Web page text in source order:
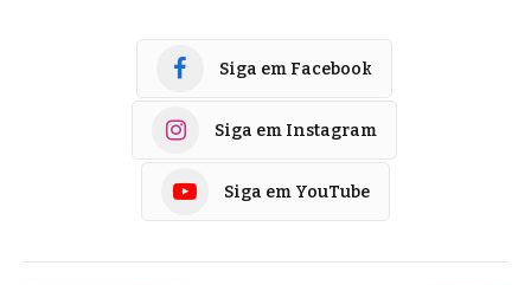
Siga em Facebook
Siga em Instagram
Siga em YouTube